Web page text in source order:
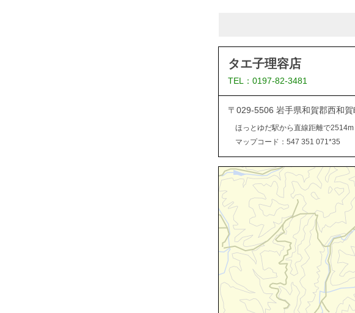
タエ子理容店
TEL：0197-82-3481
〒029-5506 岩手県和賀郡西和
ほっとゆだ駅から直線距離で2514m
マップコード：547 351 071*35